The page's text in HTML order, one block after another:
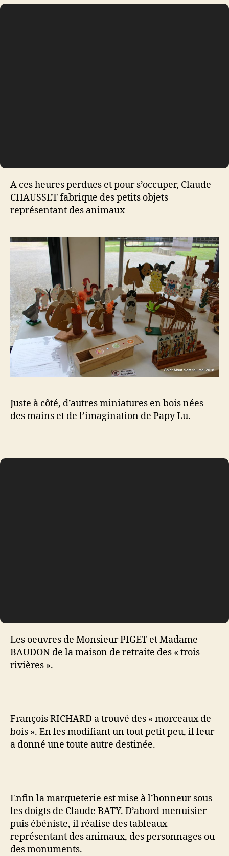
A ces heures perdues et pour s’occuper, Claude
CHAUSSET fabrique des petits objets
représentant des animaux
Juste à côté, d’autres miniatures en bois nées
des mains et de l’imagination de Papy Lu.
Les oeuvres de Monsieur PIGET et Madame
BAUDON de la maison de retraite des « trois
rivières ».
François RICHARD a trouvé des « morceaux de
bois ». En les modifiant un tout petit peu, il leur
a donné une toute autre destinée.
Enfin la marqueterie est mise à l’honneur sous
les doigts de Claude BATY. D’abord menuisier
puis ébéniste, il réalise des tableaux
représentant des animaux, des personnages ou
des monuments.